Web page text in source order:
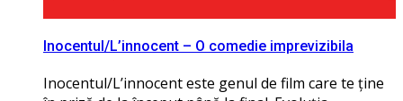
Inocentul/L’innocent – O comedie imprevizibila
Inocentul/L’innocent este genul de film care te ţine